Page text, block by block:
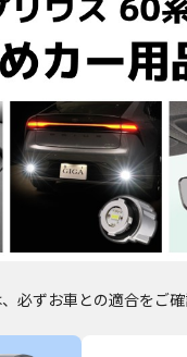
必ずお車との適合をご確